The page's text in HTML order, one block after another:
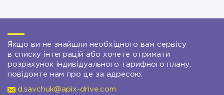
Якщо ви не знайшли необхідного вам сервісу
в списку інтеграцій або хочете отримати
розрахунок індивідуального тарифного плану,
повідомте нам про це за адресою:
d.savchuk@apix-drive.com